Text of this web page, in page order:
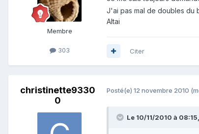
Membre
303
J'ai pas mal de doubles du
Altai
Citer
christinette9330
0
Posté(e) 12 novembre 2010
Le 10/11/2010 à